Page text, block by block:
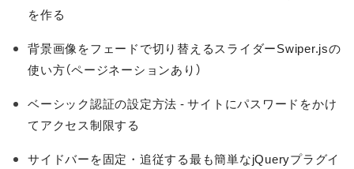
を作る
背景画像をフェードで切り替えるスライダーSwiper.jsの
使い方（ページネーションあり）
ベーシック認証の設定方法 - サイトにパスワードをかけ
てアクセス制限する
サイドバーを固定・追従する最も簡単なjQueryプラグイ